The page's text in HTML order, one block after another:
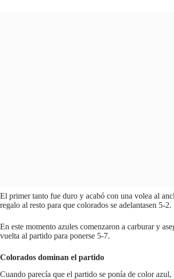
El primer tanto fue duro y acabó con una volea al
regalo al resto para que colorados se adelantasen 5-2.
En este momento azules comenzaron a carburar y
vuelta al partido para ponerse 5-7.
Colorados dominan el partido
Cuando parecía que el partido se ponía de color